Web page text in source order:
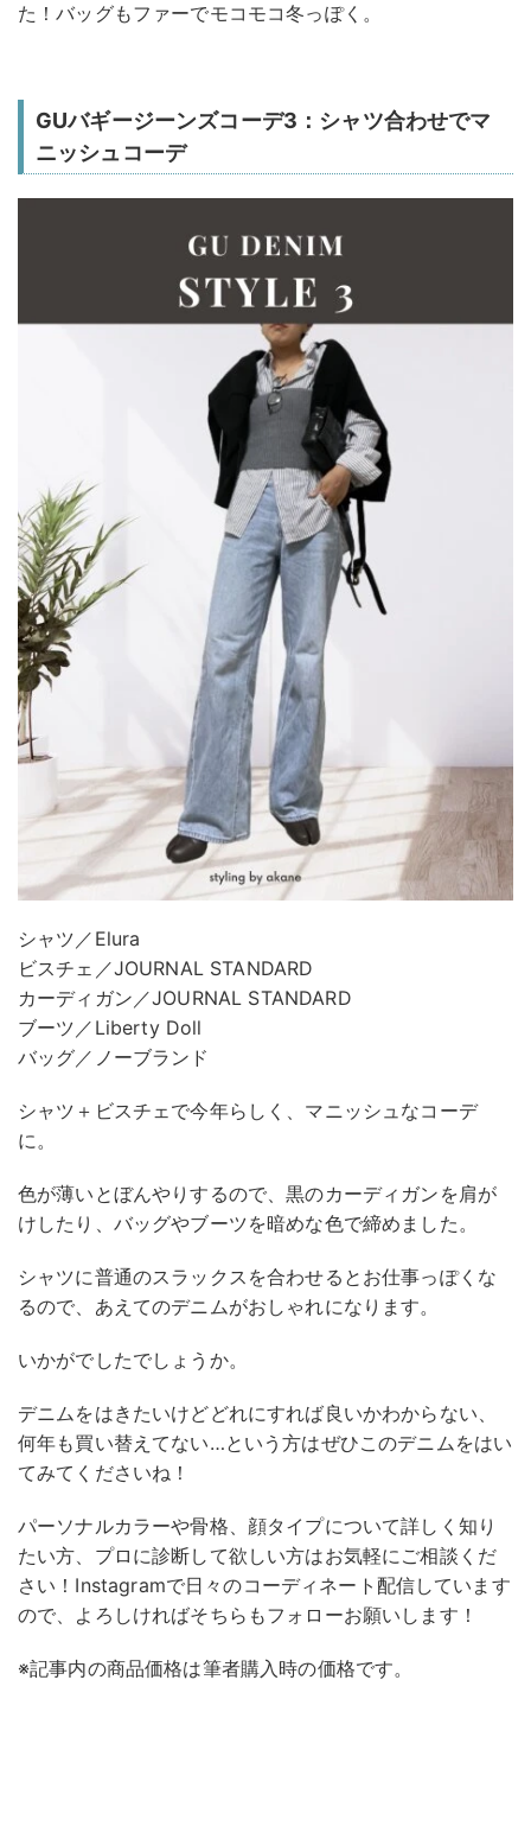
た！バッグもファーでモコモコ冬っぽく。
GUバギージーンズコーデ3：シャツ合わせでマ
ニッシュコーデ
シャツ／Elura
ビスチェ／JOURNAL STANDARD
カーディガン／JOURNAL STANDARD
ブーツ／Liberty Doll
バッグ／ノーブランド
シャツ＋ビスチェで今年らしく、マニッシュなコーデ
に。
色が薄いとぼんやりするので、黒のカーディガンを肩が
けしたり、バッグやブーツを暗めな色で締めました。
シャツに普通のスラックスを合わせるとお仕事っぽくな
るので、あえてのデニムがおしゃれになります。
いかがでしたでしょうか。
デニムをはきたいけどどれにすれば良いかわからない、
何年も買い替えてない…という方はぜひこのデニムをはい
てみてくださいね！
パーソナルカラーや骨格、顔タイプについて詳しく知り
たい方、プロに診断して欲しい方はお気軽にご相談くだ
さい！Instagramで日々のコーディネート配信しています
ので、よろしければそちらもフォローお願いします！
※記事内の商品価格は筆者購入時の価格です。